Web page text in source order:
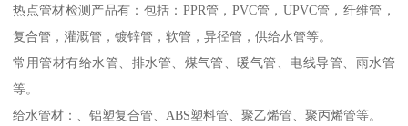
热点管材检测产品有：包括：PPR管，PVC管，UPVC管，纤维管，
复合管，灌溉管，镀锌管，软管，异径管，供给水管等。
常用管材有给水管、排水管、煤气管、暖气管、电线导管、雨水管
等。
给水管材：、铝塑复合管、ABS塑料管、聚乙烯管、聚丙烯管等。